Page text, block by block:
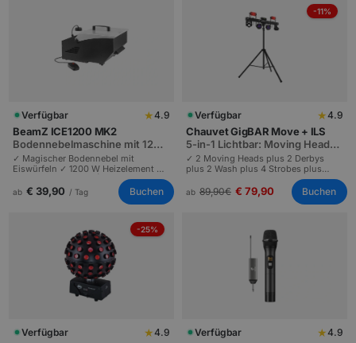
Verfügbar ★4.9
BeamZ ICE1200 MK2
Bodennebelmaschine mit 1200
W Heizelement
✓ Magischer Bodennebel mit
Eiswürfeln ✓ 1200 W Heizelement ✓
2,5 Min Aufheizzeit | DMX und
Funkfernbedienung | Standard-
Nebelfluid kompatibel.
ab € 39,90 / Tag Buchen
-11%
Verfügbar ★4.9
Chauvet GigBAR Move + ILS
5-in-1 Lichtbar: Moving Heads,
Derby, Wash, Laser
✓ 2 Moving Heads plus 2 Derbys
plus 2 Wash plus 4 Strobes plus
Laser ✓ ILS-Sync für ganzes Setup ✓
Komplettsystem | Hochzeiten und
DJs bis 200 Gäste.
ab 89,90€ € 79,90 Buchen
-25%
Verfügbar ★4.9 Verfügbar ★4.9